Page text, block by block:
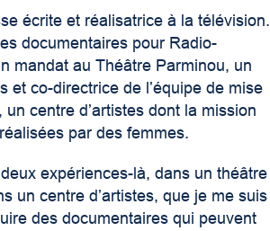
écrite et réalisatrice à la télévision.
documentaires pour Radio-
mandat au Théâtre Parminou, un
et co-directrice de l’équipe de mise
centre d’artistes dont la mission
par des femmes.
expériences-là, dans un théâtre
un centre d’artistes, que je me suis
des documentaires qui peuvent